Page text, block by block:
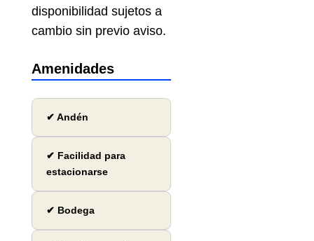
disponibilidad sujetos a
cambio sin previo aviso.
Amenidades
✔ Andén
✔ Facilidad para
estacionarse
✔ Bodega